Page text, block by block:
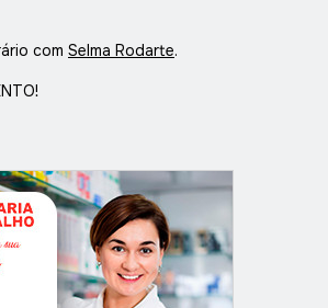
com Selma Rodarte.